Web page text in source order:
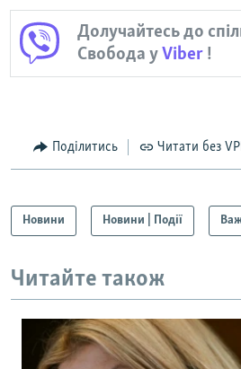
Долучайтесь до
Свобода уViber !
Поділитись Читати без
Новини Новини | Події
Читайте також